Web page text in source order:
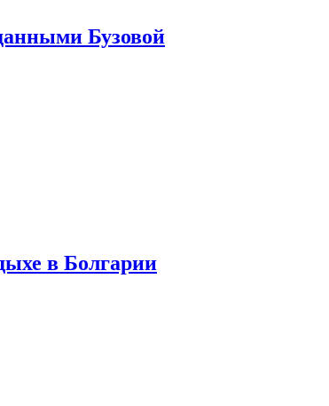
Бузовой
в Болгарии